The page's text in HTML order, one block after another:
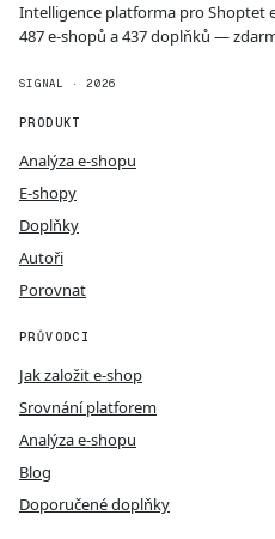
Intelligence platforma pro Shoptet
487 e-shopů a 437 doplňků —
SIGNAL · 2026
PRODUKT
Analýza e-shopu
E-shopy
Doplňky
Autoři
Porovnat
PRŮVODCI
Jak založit e-shop
Srovnání platforem
Analýza e-shopu
Blog
Doporučené doplňky